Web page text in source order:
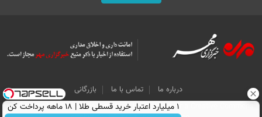
درباره ما تماس با ما
بازرگانی
All Content by Mehr News Agency is licensed under a Creative Commons
۱ میلیارد اعتبار خرید قسطی طلا | ۱۸ ماهه پرداخت کن